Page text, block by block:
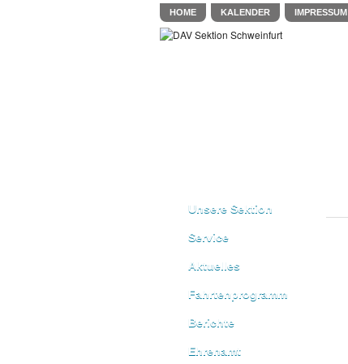
HOME KALENDER IMPRESSUM
Unsere Sektion
Service
Aktuelles
Fahrtenprogramm
Berichte
Ehrenamt